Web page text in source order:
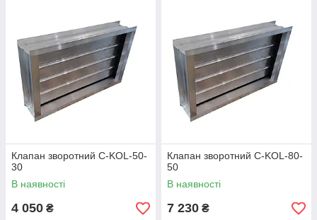
Клапан зворотний C-KOL-50-
30
В наявності
4 050 ₴
Клапан зворотний C-KOL-80-
50
В наявності
7 230 ₴